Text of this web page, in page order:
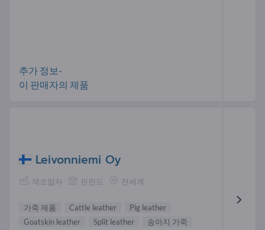
추가 정보-
이 판매자의 제품
Leivonniemi Oy
제조업자 핀란드 전세계
가죽 제품 Cattle leather
Pig leather
Goatskin leather
Split leather
송아지 가죽